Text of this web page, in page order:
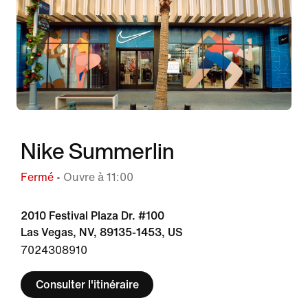
Nike Summerlin
Fermé • Ouvre à 11:00
2010 Festival Plaza Dr. #100
Las Vegas, NV, 89135-1453, US
7024308910
Consulter l'itinéraire